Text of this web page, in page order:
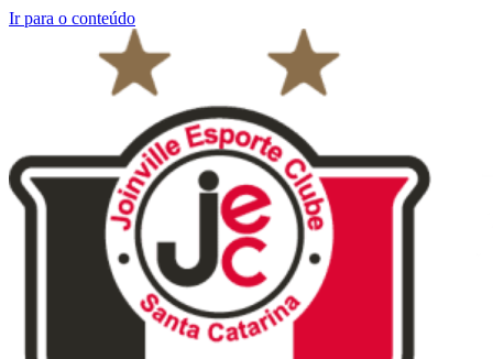
Ir para o conteúdo